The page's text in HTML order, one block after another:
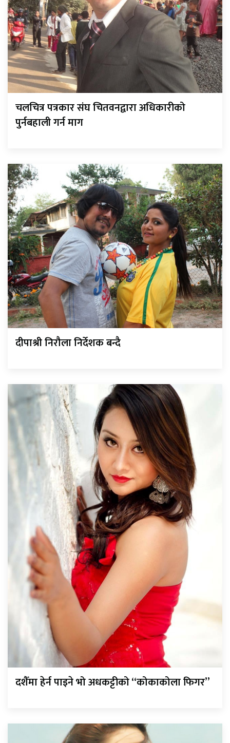
चलचित्र पत्रकार संघ चितवनद्वारा अधिकारीको
पुर्नबहाली गर्न माग
दीपाश्री निरौला निर्देशक बन्दै
दशैँमा हेर्न पाइने भो अधकट्टीको “कोकाकोला फिगर”